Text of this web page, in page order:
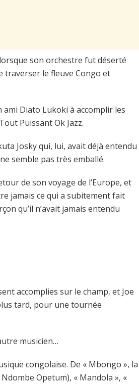
son orchestre fut déserté
traverser le fleuve Congo et
Diato Lukoki à accomplir les
Puissant Ok Jazz.
Josky qui, lui, avait déjà entendu
semble pas très emballé.
de son voyage de l’Europe, et
jamais ce qui a subitement fait
qu’il n’avait jamais entendu
accomplies sur le champ, et Joe
tard, pour une tournée
musicien…
congolaise. De « Mbongo », la
Opetum), « Mandola », «